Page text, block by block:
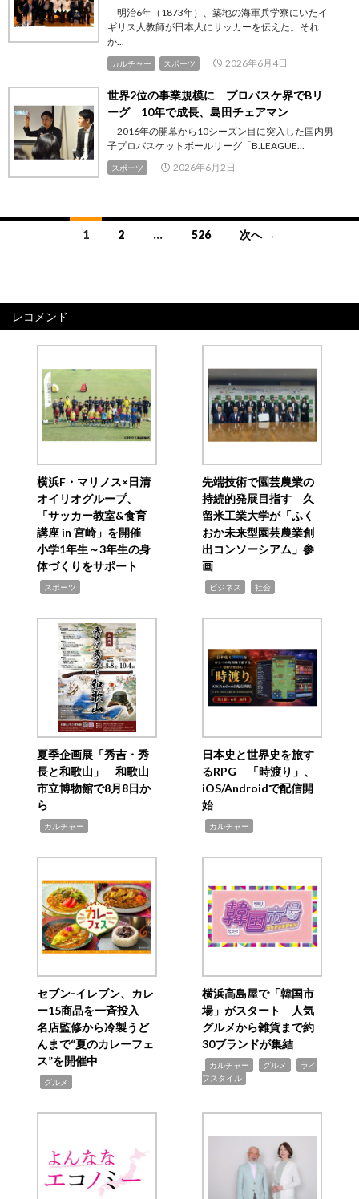
明治6年（1873年）、築地の海軍兵学寮にいたイ
ギリス人教師が日本人にサッカーを伝えた。それ
か...
カルチャー スポーツ 2026年6月4日
世界2位の事業規模に プロバスケ界でBリ
ーグ 10年で成長、島田チェアマン
2016年の開幕から10シーズン目に突入した国内男
子プロバスケットボールリーグ「B.LEAGUE...
スポーツ 2026年6月2日
ビ
1 2 … 526 次へ →
レコメンド
横浜F・マリノス×日清
オイリオグループ、
「サッカー教室&食育
講座 in 宮崎」を開催
小学1年生～3年生の身
体づくりをサポート
スポーツ
先端技術で園芸農業の
持続的発展目指す 久
留米工業大学が「ふく
おか未来型園芸農業創
出コンソーシアム」参
画
ビジネス 社会
夏季企画展「秀吉・秀
長と和歌山」 和歌山
市立博物館で8月8日か
ら
カルチャー
日本史と世界史を旅す
るRPG 「時渡り」、
iOS/Androidで配信開
始
カルチャー
セブン‐イレブン、カレ
ー15商品を一斉投入
名店監修から冷製うど
んまで“夏のカレーフェ
ス”を開催中
グルメ
横浜高島屋で「韓国市
場」がスタート 人気
グルメから雑貨まで約
30ブランドが集結
カルチャー グルメ
ライ
フスタイル